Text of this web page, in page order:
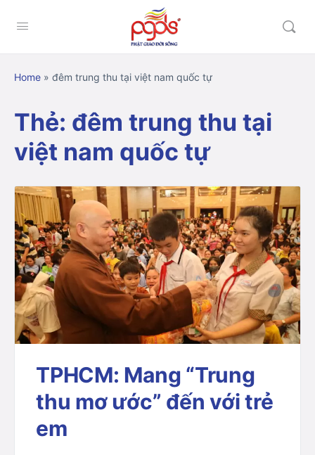
Home » đêm trung thu tại việt nam quốc tự
Thẻ: đêm trung thu tại
việt nam quốc tự
TPHCM: Mang “Trung
thu mơ ước” đến với trẻ
em